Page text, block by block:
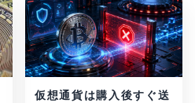
仮想通貨は購入後すぐ送